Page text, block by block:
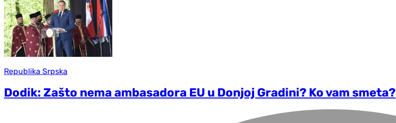
Republika Srpska
Dodik: Zašto nema ambasadora EU u Donjoj Gradini? Ko vam smeta?